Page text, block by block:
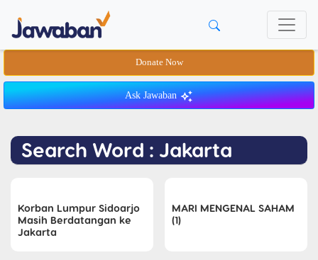
Donate Now
Ask Jawaban
Search Word : Jakarta
Korban Lumpur Sidoarjo
Masih Berdatangan ke
Jakarta
MARI MENGENAL SAHAM
(1)